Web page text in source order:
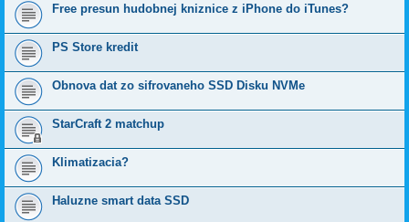
Free presun hudobnej kniznice z iPhone do iTunes?
PS Store kredit
Obnova dat zo sifrovaneho SSD Disku NVMe
StarCraft 2 matchup
Klimatizacia?
Haluzne smart data SSD